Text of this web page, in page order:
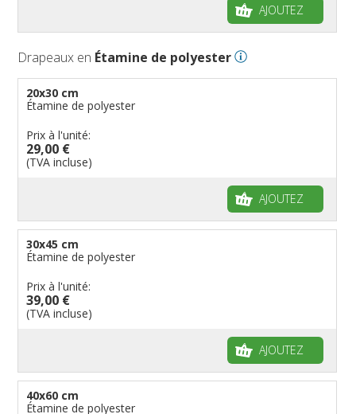
AJOUTEZ
Drapeaux en Étamine de polyester
20x30 cm
Étamine de polyester
Prix à l'unité:
29,00 €
(TVA incluse)
AJOUTEZ
30x45 cm
Étamine de polyester
Prix à l'unité:
39,00 €
(TVA incluse)
AJOUTEZ
40x60 cm
Étamine de polyester